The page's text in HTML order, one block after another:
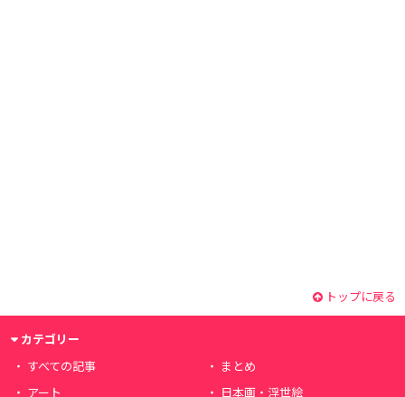
トップに戻る
カテゴリー
すべての記事
まとめ
アート
日本画・浮世絵